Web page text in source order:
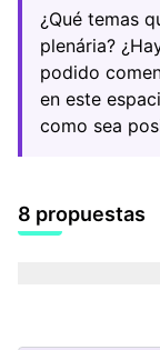
¿Qué temas
plenária?
podido
en este
como sea
8 propuestas